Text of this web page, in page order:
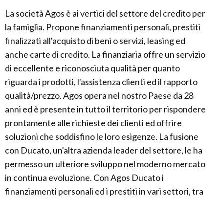
La società Agos è ai vertici del settore del credito per
la famiglia. Propone finanziamenti personali, prestiti
finalizzati all'acquisto di beni o servizi, leasing ed
anche carte di credito. La finanziaria offre un servizio
di eccellente e riconosciuta qualità per quanto
riguarda i prodotti, l'assistenza clienti ed il rapporto
qualità/prezzo. Agos opera nel nostro Paese da 28
anni ed è presente in tutto il territorio per rispondere
prontamente alle richieste dei clienti ed offrire
soluzioni che soddisfino le loro esigenze. La fusione
con Ducato, un'altra azienda leader del settore, le ha
permesso un ulteriore sviluppo nel moderno mercato
in continua evoluzione. Con Agos Ducato i
finanziamenti personali ed i prestiti in vari settori, tra